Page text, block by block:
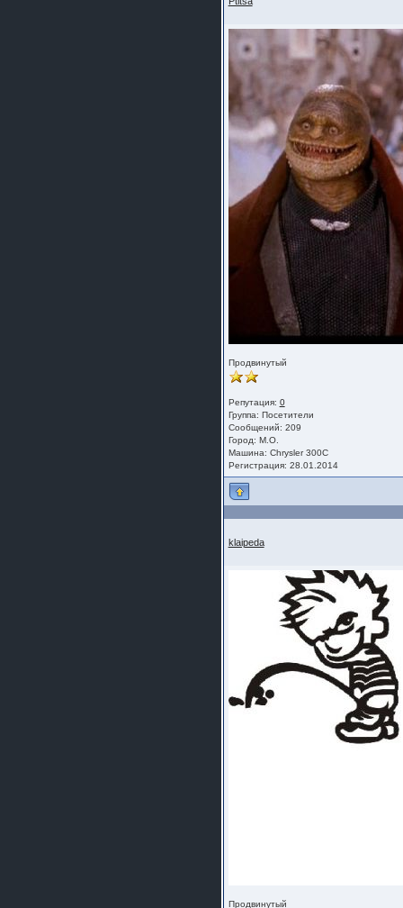
Продвинутый
Репутация: 0
Группа: Посетители
Сообщений: 209
Город: М.О.
Машина: Chrysler 300C
Регистрация: 28.01.2014
klaipeda
Продвинутый